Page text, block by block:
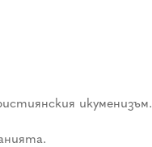
икуменизъм.